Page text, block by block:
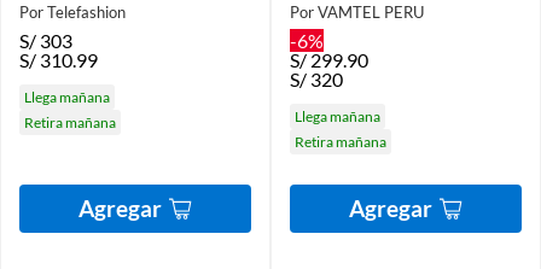
Por Telefashion
S/ 303
S/ 310.99
Llega mañana
Retira mañana
Agregar
Por VAMTEL PERU
-6%
S/299.90
S/ 320
Llega mañana
Retira mañana
Agregar